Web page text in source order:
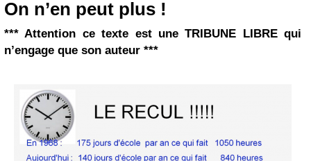
On n’en peut plus !
*** Attention ce texte est une TRIBUNE LIBRE qui
n’engage que son auteur ***